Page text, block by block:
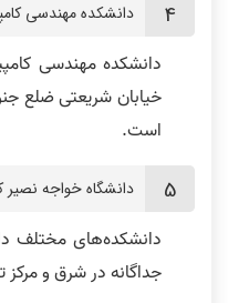
دانشکده مهندسی
دانشکده مهندسی
خیابان شریعتی ضلع
است.
دانشگاه خواجه‌
دانشکده‌های مختلف
جداگانه در شرق و مرکز